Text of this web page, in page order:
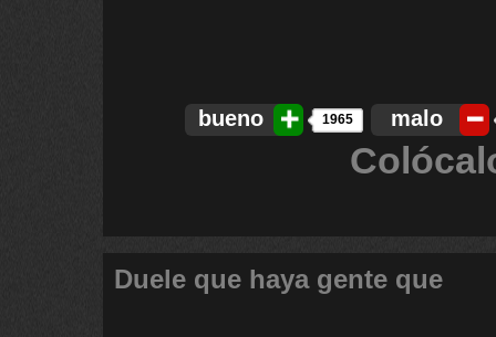
bueno 1965 malo
Duele que haya gente que